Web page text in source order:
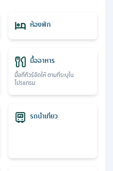
ห้องพัก
มื้ออาหาร
มื้อที่ทัวร์จัดให้ ตามที่ระบุใน
โปรแกรม
รถนำเที่ยว